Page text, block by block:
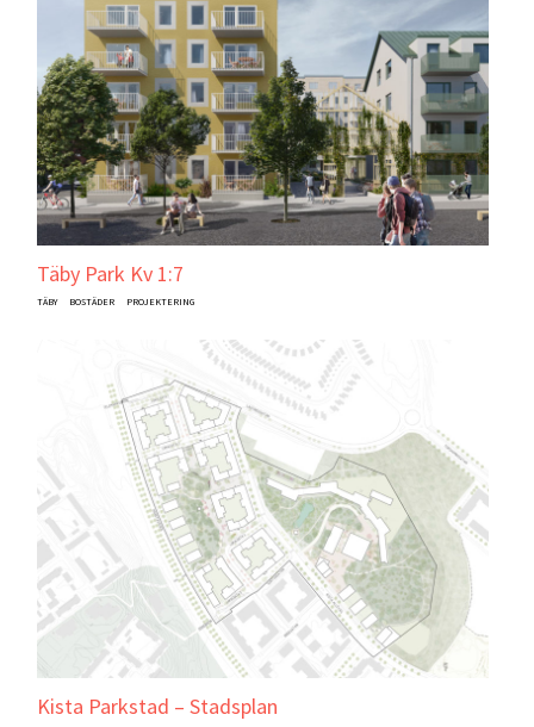
Täby Park Kv 1:7
TÄBY BOSTÄDER PROJEKTERING
Kista Parkstad – Stadsplan